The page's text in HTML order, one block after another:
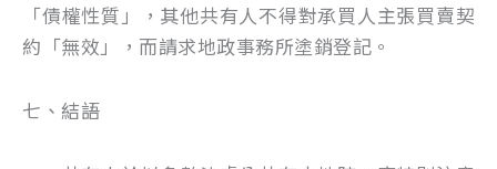
「債權性質」，其他共有人不得對承買人主張買賣契
約「無效」，而請求地政事務所塗銷登記。
七、結語